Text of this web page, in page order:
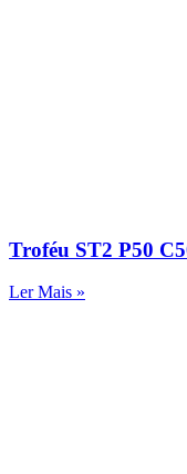
Troféu ST2 P50
Ler Mais »